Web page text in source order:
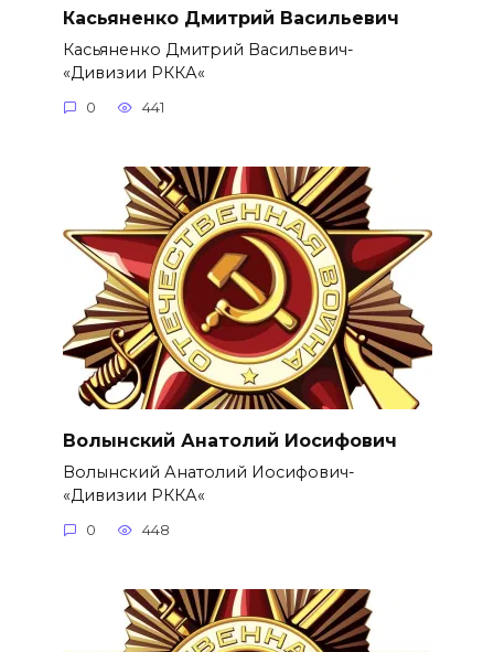
Касьяненко Дмитрий Васильевич
Касьяненко Дмитрий Васильевич-
«Дивизии РККА«
0 441
Волынский Анатолий Иосифович
Волынский Анатолий Иосифович-
«Дивизии РККА«
0 448